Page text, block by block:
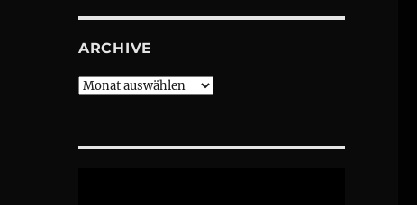
ARCHIVE
Archive